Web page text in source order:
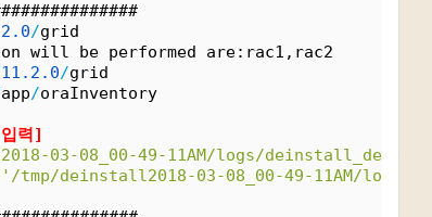
2. 0/grid
will be performed are:rac1,rac2
11. 2. 0/grid
app/oraInventory
력]
03-08_00-49-11AM/logs/
'/tmp/deinstall2018-03-08_00-49-11AM/logs/